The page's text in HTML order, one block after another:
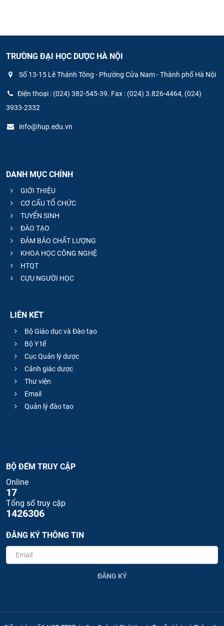
TRƯỜNG ĐẠI HỌC DƯỢC HÀ NỘI
Số 13-15 Lê Thánh Tông - Phường Cửa Nam - Thành phố Hà Nội
Điện thoại : (024) 382-545-39. Fax : (024) 3.826-4464, (024)
3933-2332
info@hup.edu.vn
DANH MỤC CHÍNH
GIỚI THIỆU
CƠ CẤU TỔ CHỨC
TUYỂN SINH
ĐÀO TẠO
ĐẢM BẢO CHẤT LƯỢNG
KHOA HỌC CÔNG NGHỆ
HTQT
CỰU NGƯỜI HỌC
LIÊN KẾT
Bộ Giáo dục và Đào tạo
Bộ Y tế
Cục Quản lý dược
Cảnh giác dược
Thư viện
Email
Quản lý đào tạo
BỘ ĐẾM TRUY CẬP
Online
17
Tổng số truy cập
1426306
ĐĂNG KÝ THÔNG TIN
ĐĂNG KÝ